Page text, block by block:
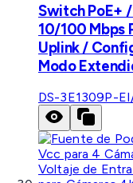
Switch PoE+
10/100 Mbps
Uplink /
Modo
DS-3E1309P-